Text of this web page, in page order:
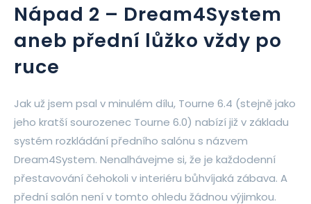
Nápad 2 – Dream4System
aneb přední lůžko vždy po
ruce
Jak už jsem psal v minulém dílu, Tourne 6.4 (stejně jako
jeho kratší sourozenec Tourne 6.0) nabízí již v základu
systém rozkládání předního salónu s názvem
Dream4System. Nenalhávejme si, že je každodenní
přestavování čehokoli v interiéru bůhvíjaká zábava. A
přední salón není v tomto ohledu žádnou výjimkou.